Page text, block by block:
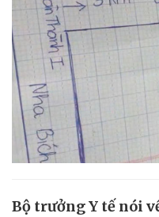
Bộ trưởng Y tế nói